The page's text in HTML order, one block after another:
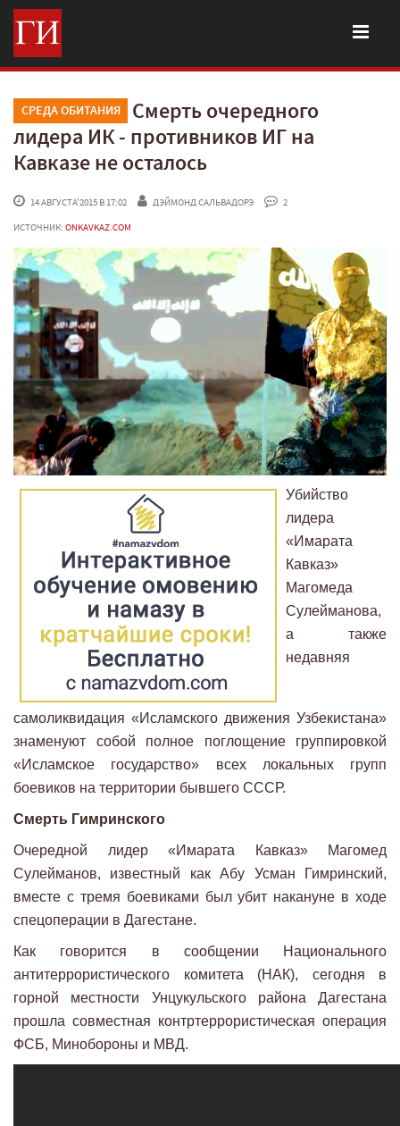
СРЕДА ОБИТАНИЯ
Смерть очередного
лидера ИК - противников ИГ на
Кавказе не осталось
14 АВГУСТА'2015 В 17:02 ДЭЙМОНД САЛЬВАДОРЭ
2
ИСТОЧНИК: ONKAVKAZ.COM
Убийство
лидера
«Имарата
Кавказ»
Магомеда
Сулейманова,
а также
недавняя
самоликвидация «Исламского движения Узбекистана»
знаменуют собой полное поглощение группировкой
«Исламское государство» всех локальных групп
боевиков на территории бывшего СССР.
Смерть Гимринского
Очередной лидер «Имарата Кавказ» Магомед
Сулейманов, известный как Абу Усман Гимринский,
вместе с тремя боевиками был убит накануне в ходе
спецоперации в Дагестане.
Как говорится в сообщении Национального
антитеррористического комитета (НАК), сегодня в
горной местности Унцукульского района Дагестана
прошла совместная контртеррористическая операция
ФСБ, Минобороны и МВД.